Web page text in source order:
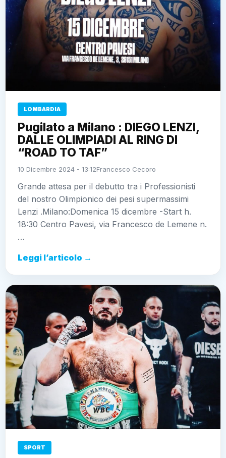
LOMBARDIA
Pugilato a Milano : DIEGO LENZI,
DALLE OLIMPIADI AL RING DI
“ROAD TO TAF”
10 Dicembre 2024 - 13:12Francesco Cecoro
Grande attesa per il debutto tra i Professionisti
del nostro Olimpionico dei pesi supermassimi
Lenzi .Milano:Domenica 15 dicembre -Start h.
18:30 Centro Pavesi, via Francesco de Lemene n.
…
Leggi l’articolo →
SPORT